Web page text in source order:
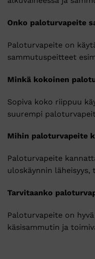
Onko paloturvapeite
Paloturvapeite on
sammutuspeitteet
Minkä kokoinen
Sopiva koko riippuu
suurempi
Mihin paloturvapeite
Paloturvapeite
uloskäynnin
Tarvitaanko
Paloturvapeite on
käsisammutin ja